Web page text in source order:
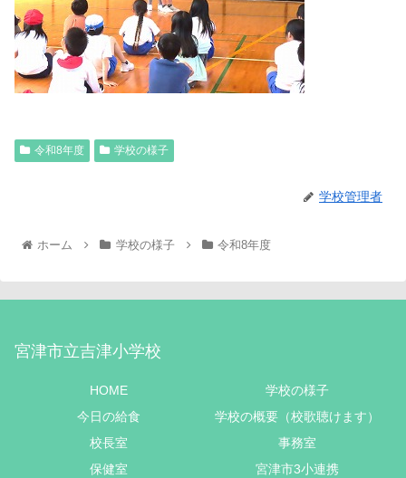
令和8年度 学校の様子
学校管理者
ホーム 学校の様子 令和8年度
宮津市立吉津小学校
HOME
学校の様子
今日の給食
学校の概要（校歌聴けます）
校長室
事務室
保健室
宮津市3小連携